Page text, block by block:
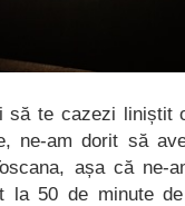
te cazezi liniștit
ne-am dorit să
așa că ne-
la 50 de minute